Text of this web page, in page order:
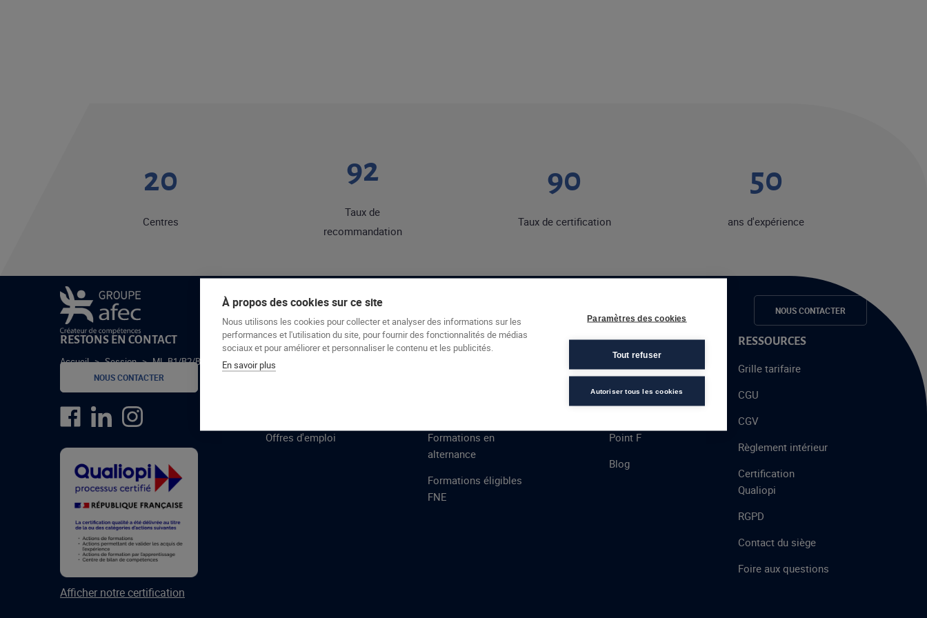
Le groupe Afec Formations Espace candidats NOUS CONTACTER
Accueil > Session > ML-B1/B2/BR/BC-24-1
20
Centres
92
Taux de
recommandation
90
Taux de certification
50
ans d'expérience
RESTONS EN CONTACT
NOUS CONTACTER
Afficher notre certification
GROUPE AFEC
Formations
Offres d'emploi
PRESTATIONS
Formations en
alternance
Formations éligibles
FNE
À PROPOS
Talent
Point F
Blog
RESSOURCES
Grille tarifaire
CGU
CGV
Règlement intérieur
Certification
Qualiopi
RGPD
Contact du siège
Foire aux questions
À propos des cookies sur ce site
Nous utilisons les cookies pour collecter et analyser des informations sur les
performances et l'utilisation du site, pour fournir des fonctionnalités de médias
sociaux et pour améliorer et personnaliser le contenu et les publicités.
En savoir plus
Paramètres des cookies
Tout refuser
Autoriser tous les cookies